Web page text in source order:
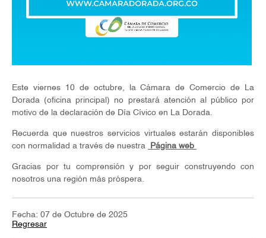
Este viernes 10 de octubre, la Cámara de Comercio de La
Dorada (oficina principal) no prestará atención al público por
motivo de la declaración de Día Cívico en La Dorada.
Recuerda que nuestros servicios virtuales estarán disponibles
con normalidad a través de nuestra
Página web
Gracias por tu comprensión y por seguir construyendo con
nosotros una región más próspera.
Fecha: 07 de Octubre de 2025
Regresar